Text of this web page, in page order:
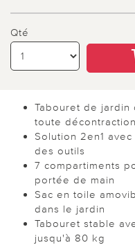
Qté
Tabouret de
toute
Solution 2en1
des outils
7 compartiments
portée de main
Sac en toile
dans le jardin
Tabouret stable
jusqu'à 80 kg